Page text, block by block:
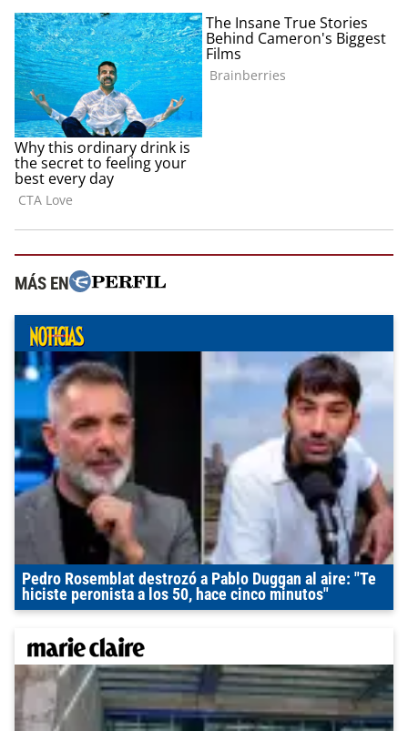
MÁS EN
Pedro Rosemblat destrozó a Pablo Duggan al aire: "Te
hiciste peronista a los 50, hace cinco minutos"